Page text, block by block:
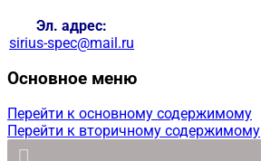
Эл. адрес:
sirius-spec@mail.ru
Основное меню
Перейти к основному содержимому
Перейти к вторичному содержимому